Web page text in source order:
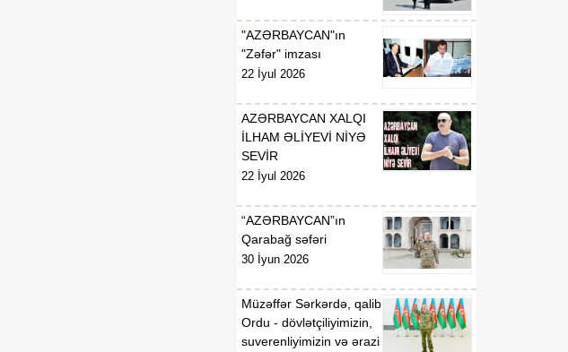
"AZƏRBAYCAN"ın
"Zəfər" imzası
22 İyul 2026
AZƏRBAYCAN XALQI
İLHAM ƏLİYEVİ NİYƏ
SEVİR
22 İyul 2026
“AZƏRBAYCAN”ın
Qarabağ səfəri
30 İyun 2026
Müzəffər Sərkərdə, qalib
Ordu - dövlətçiliyimizin,
suverenliyimizin və ərazi